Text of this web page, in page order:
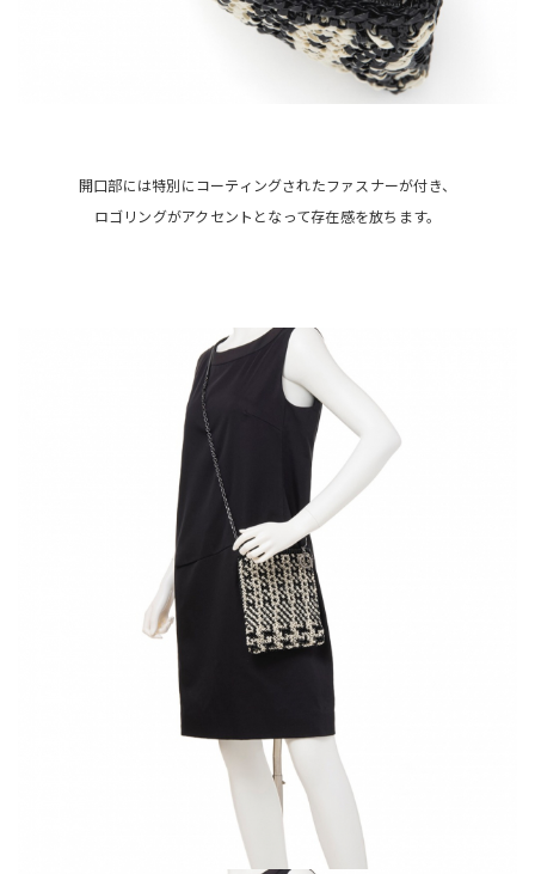
開口部には特別にコーティングされたファスナーが付き、
ロゴリングがアクセントとなって存在感を放ちます。